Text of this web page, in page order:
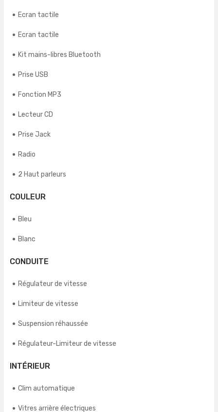
Ecran tactile
Ecran tactile
Kit mains-libres Bluetooth
Prise USB
Fonction MP3
Lecteur CD
Prise Jack
Radio
2 Haut parleurs
COULEUR
Bleu
Blanc
CONDUITE
Régulateur de vitesse
Limiteur de vitesse
Suspension réhaussée
Régulateur-Limiteur de vitesse
INTÉRIEUR
Clim automatique
Vitres arrière électriques